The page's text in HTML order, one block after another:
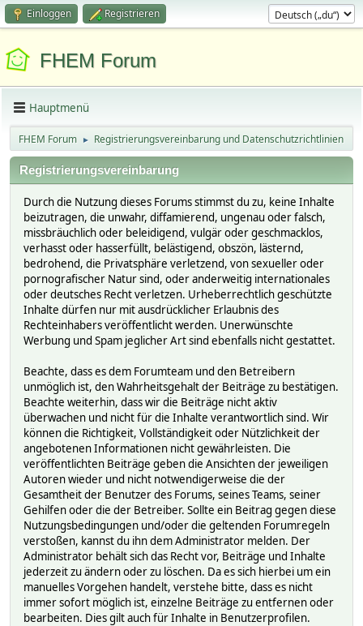
Einloggen Registrieren
FHEM Forum
Hauptmenü
FHEM Forum ► Registrierungsvereinbarung und Datenschutzrichtlinien
Registrierungsvereinbarung
Durch die Nutzung dieses Forums stimmst du zu, keine Inhalte
beizutragen, die unwahr, diffamierend, ungenau oder falsch,
missbräuchlich oder beleidigend, vulgär oder geschmacklos,
verhasst oder hasserfüllt, belästigend, obszön, lästernd,
bedrohend, die Privatsphäre verletzend, von sexueller oder
pornografischer Natur sind, oder anderweitig internationales
oder deutsches Recht verletzen. Urheberrechtlich geschützte
Inhalte dürfen nur mit ausdrücklicher Erlaubnis des
Rechteinhabers veröffentlicht werden. Unerwünschte
Werbung und Spam jeglicher Art sind ebenfalls nicht gestattet.
Beachte, dass es dem Forumteam und den Betreibern
unmöglich ist, den Wahrheitsgehalt der Beiträge zu bestätigen.
Beachte weiterhin, dass wir die Beiträge nicht aktiv
überwachen und nicht für die Inhalte verantwortlich sind. Wir
können die Richtigkeit, Vollständigkeit oder Nützlichkeit der
angebotenen Informationen nicht gewährleisten. Die
veröffentlichten Beiträge geben die Ansichten der jeweiligen
Autoren wieder und nicht notwendigerweise die der
Gesamtheit der Benutzer des Forums, seines Teams, seiner
Gehilfen oder die der Betreiber. Sollte ein Beitrag gegen diese
Nutzungsbedingungen und/oder die geltenden Forumregeln
verstoßen, kannst du ihn dem Administrator melden. Der
Administrator behält sich das Recht vor, Beiträge und Inhalte
jederzeit zu ändern oder zu löschen. Da es sich hierbei um ein
manuelles Vorgehen handelt, verstehe bitte, dass es nicht
immer sofort möglich ist, einzelne Beiträge zu entfernen oder
bearbeiten. Dies gilt auch für Inhalte in Benutzerprofilen.